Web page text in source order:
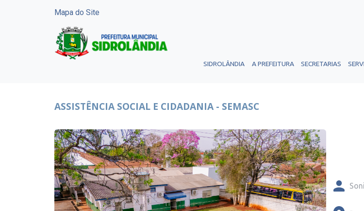
Mapa do Site
SIDROLÂNDIA A PREFEITURA SECRETARIAS
ASSISTÊNCIA SOCIAL E CIDADANIA - SEMASC